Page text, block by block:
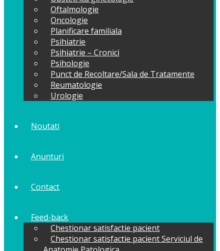
Oftalmologie
Oncologie
Planificare familiala
Psihiatrie
Psihiatrie – Cronici
Psihologie
Punct de Recoltare/Sala de Tratamente
Reumatologie
Urologie
Noutati
Anunturi
Contact
Feed-back
Chestionar satisfactie pacient
Chestionar satisfactie pacient Serviciul de